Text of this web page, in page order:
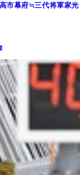
市幕府≒三代将軍家光